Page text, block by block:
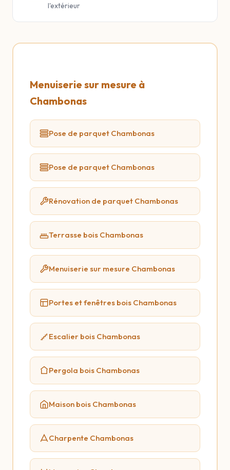
l'extérieur
Menuiserie sur mesure à
Chambonas
Pose de parquet Chambonas
Pose de parquet Chambonas
Rénovation de parquet Chambonas
Terrasse bois Chambonas
Menuiserie sur mesure Chambonas
Portes et fenêtres bois Chambonas
Escalier bois Chambonas
Pergola bois Chambonas
Maison bois Chambonas
Charpente Chambonas